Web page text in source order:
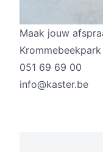
Maak jouw
Krommebeekpark
051 69 69 00
info@kaster.be